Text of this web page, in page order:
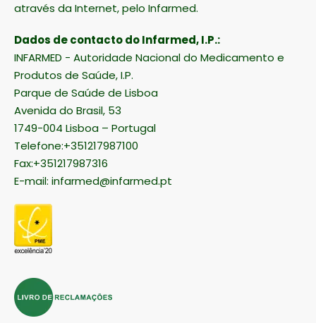
através da Internet, pelo Infarmed.
Dados de contacto do Infarmed, I.P.:
INFARMED - Autoridade Nacional do Medicamento e
Produtos de Saúde, I.P.
Parque de Saúde de Lisboa
Avenida do Brasil, 53
1749-004 Lisboa – Portugal
Telefone:+351217987100
Fax:+351217987316
E-mail: infarmed@infarmed.pt